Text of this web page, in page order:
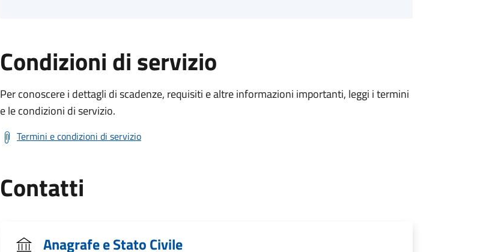
Condizioni di servizio
Per conoscere i dettagli di scadenze, requisiti e altre informazioni importanti, leggi i termini
e le condizioni di servizio.
Termini e condizioni di servizio
Contatti
Anagrafe e Stato Civile